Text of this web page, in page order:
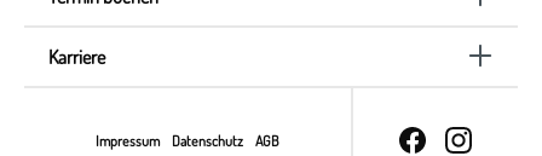
Karriere
Impressum Datenschutz AGB